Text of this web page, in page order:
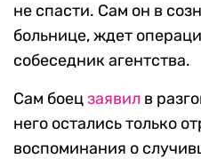
не спасти. Сам он в
больнице, ждет
собеседник агентства.
Сам боецзаявил в
него остались только
воспоминания о